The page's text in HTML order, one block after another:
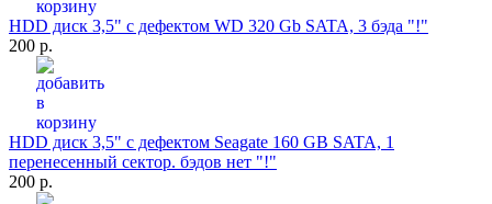
HDD диск 3,5" с дефектом WD 320 Gb SATA, 3 бэда "!"
200 р.
HDD диск 3,5" с дефектом Seagate 160 GB SATA, 1
перенесенный сектор. бэдов нет "!"
200 р.